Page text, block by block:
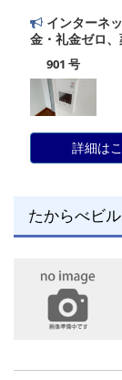
インターネ
金・礼金ゼロ
901 号
詳細は
たからべビル